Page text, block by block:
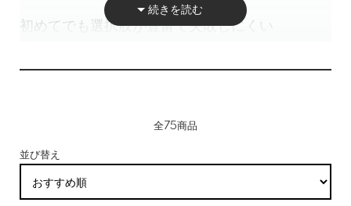
初めてでも選択肢が豊富で失敗しにくい
ず、かといって安価帯のように性能を大きく妥協する必要もありま
国内ブランドを中心に、ビジネス・カジュアル・アウトドアなど幅
広いジャンルから選ぶことができ、デザインやサイズの選択肢も豊
全75商品
並び替え